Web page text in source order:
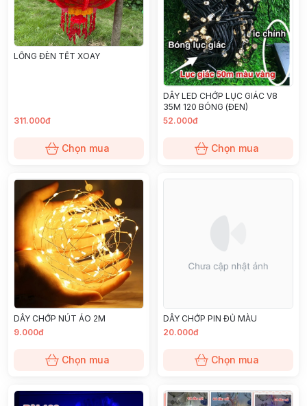
LỒNG ĐÈN TẾT XOAY
311.000đ
Chọn mua
DÂY LED CHỚP LỤC GIÁC V8
35M 120 BÓNG (ĐEN)
52.000đ
Chọn mua
DÂY CHỚP NÚT ÁO 2M
9.000đ
Chọn mua
DÂY CHỚP PIN ĐỦ MÀU
20.000đ
Chọn mua